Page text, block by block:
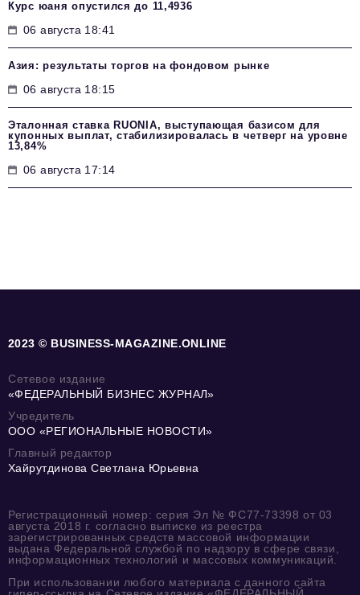
Курс юаня опустился до 11,4936
06 августа 18:41
Азия: результаты торгов на фондовом рынке
06 августа 18:15
Эталонная ставка RUONIA, выступающая базисом для
купонных выплат, стабилизировалась в четверг на уровне
13,84%
06 августа 17:14
2023 © BUSINESS-MAGAZINE.ONLINE
Сетевое издание
«ФЕДЕРАЛЬНЫЙ БИЗНЕС ЖУРНАЛ»
Учредитель
ООО «РЕГИОНАЛЬНЫЕ НОВОСТИ»
Главный редактор
Хайрутдинова Светлана Юрьевна
Регистрационный номер: серия Эл № ФС77-73398 от 03
августа 2018 г. согласно выписке из реестра
зарегистрированных средств массовой информации
выдана Федеральной службой по надзору в сфере связи,
информационных технологий и массовых коммуникаций.
При использовании любого материала с данного сайта